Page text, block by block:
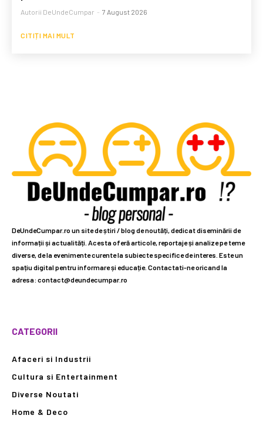
Autorii DeUndeCumpar - 7 August 2026
CITIȚI MAI MULT
DeUndeCumpar.ro un site de știri / blog de noutăți, dedicat diseminării de
informații și actualități. Acesta oferă articole, reportaje și analize pe teme
diverse, de la evenimente curente la subiecte specifice de interes. Este un
spațiu digital pentru informare și educație. Contactati-ne oricand la
adresa: contact@deundecumpar.ro
CATEGORII
Afaceri si Industrii
Cultura si Entertainment
Diverse Noutati
Home & Deco